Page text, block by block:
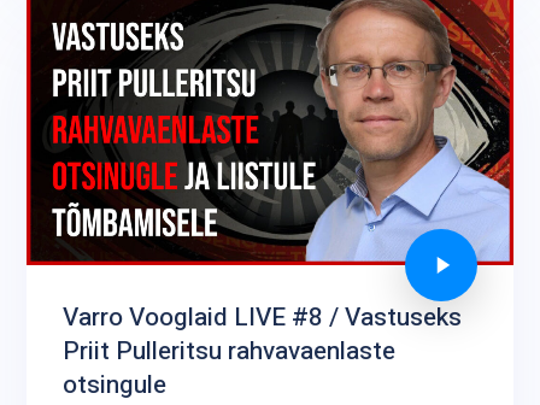
Varro Vooglaid LIVE #8 / Vastuseks
Priit Pulleritsu rahvavaenlaste
otsingule